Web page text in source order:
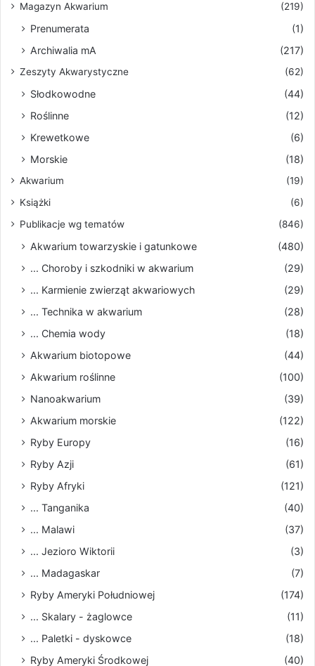
Magazyn Akwarium (219)
Prenumerata
(1)
Archiwalia mA
(217)
Zeszyty Akwarystyczne (62)
Słodkowodne
(44)
Roślinne
(12)
Krewetkowe
(6)
Morskie
(18)
Akwarium
(19)
Książki
(6)
Publikacje wg tematów
(846)
Akwarium towarzyskie i gatunkowe
(480)
... Choroby i szkodniki w akwarium
(29)
... Karmienie zwierząt akwariowych
(29)
... Technika w akwarium
(28)
... Chemia wody
(18)
Akwarium biotopowe
(44)
Akwarium roślinne
(100)
Nanoakwarium
(39)
Akwarium morskie
(122)
Ryby Europy
(16)
Ryby Azji
(61)
Ryby Afryki
(121)
... Tanganika
(40)
... Malawi
(37)
... Jezioro Wiktorii
(3)
... Madagaskar
(7)
Ryby Ameryki Południowej
(174)
... Skalary - żaglowce
(11)
... Paletki - dyskowce
(18)
Ryby Ameryki Środkowej
(40)